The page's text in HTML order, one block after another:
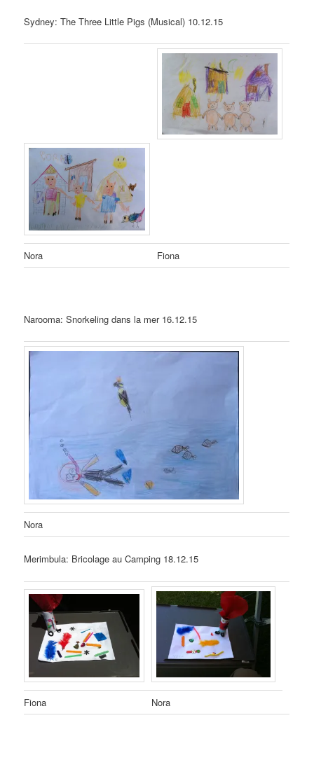
Sydney: The Three Little Pigs (Musical) 10.12.15
Nora Fiona
Narooma: Snorkeling dans la mer 16.12.15
Nora
Merimbula: Bricolage au Camping 18.12.15
Fiona Nora